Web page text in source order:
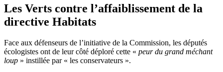
Les Verts contre l’affaiblissement de la
directive Habitats
Face aux défenseurs de l’initiative de la Commission, les députés
écologistes ont de leur côté déploré cette « peur du grand méchant
loup » instillée par « les conservateurs ».